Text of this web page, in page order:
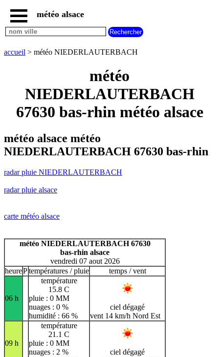
accueil
radar
NIEDERLAUTERBACH
pluie
alsace
météo
france
météo
commencant
par
H
I J K L
W X Y Z
météo alsace
accueil > météo NIEDERLAUTERBACH
météo
NIEDERLAUTERBACH
67630 bas-rhin météo alsace
météo alsace météo
NIEDERLAUTERBACH 67630 bas-rhin
radar pluie NIEDERLAUTERBACH
radar pluie alsace
carte météo alsace
météo NIEDERLAUTERBACH 67630
bas-rhin alsace
vendredi 07 aout 2026
heurePtempératures / pluie temps / vent
06 h
température
15.8 C
pluie : 0 MM
nuages : 0 %
humidité : 66 %
ciel dégagé
vent 14 km/h Nord Est
09 h
température
21.1 C
pluie : 0 MM
nuages : 2 %
ciel dégagé